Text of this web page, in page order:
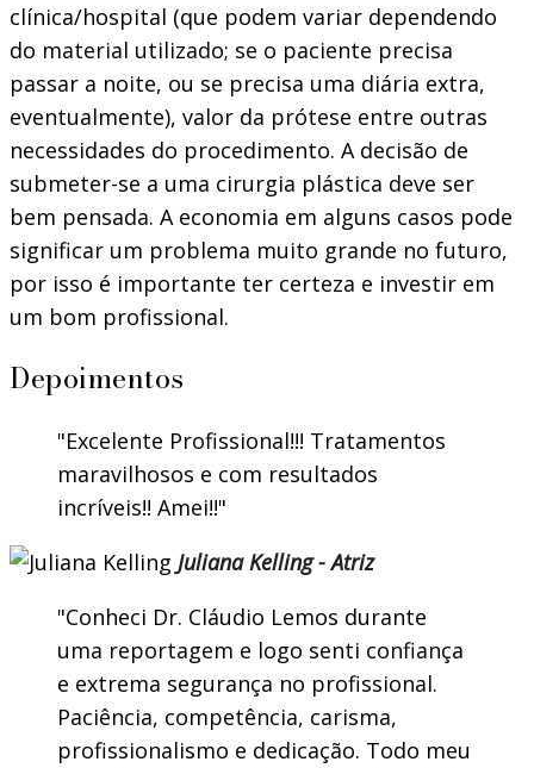
clínica/hospital (que podem variar dependendo
do material utilizado; se o paciente precisa
passar a noite, ou se precisa uma diária extra,
eventualmente), valor da prótese entre outras
necessidades do procedimento. A decisão de
submeter-se a uma cirurgia plástica deve ser
bem pensada. A economia em alguns casos pode
significar um problema muito grande no futuro,
por isso é importante ter certeza e investir em
um bom profissional.
Depoimentos
Excelente Profissional!!! Tratamentos
maravilhosos e com resultados
incríveis!! Amei!!
Juliana Kelling - Atriz
Conheci Dr. Cláudio Lemos durante
uma reportagem e logo senti confiança
e extrema segurança no profissional.
Paciência, competência, carisma,
profissionalismo e dedicação. Todo meu